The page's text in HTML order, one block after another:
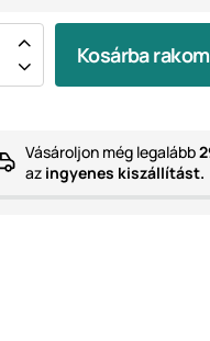
Kosárba rakom
Vásároljon még legalább
az ingyenes kiszállítást.